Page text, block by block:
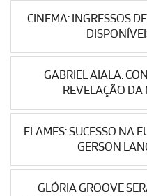
CINEMA: INGRESSOS
GABRIEL AIALA:
REVELAÇÃO DA
FLAMES: SUCESSO NA
GERSON
GLÓRIA GROOVE